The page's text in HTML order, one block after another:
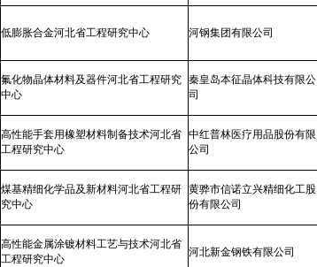
低膨胀合金河北省工程研究中心 河钢集团有限公司
氟化物晶体材料及器件河北省工程研究
中心
秦皇岛本征晶体科技有限公
司
高性能手套用橡塑材料制备技术河北省
工程研究中心
中红普林医疗用品股份有限
公司
煤基精细化学品及新材料河北省工程研
究中心
黄骅市信诺立兴精细化工股
份有限公司
高性能金属涂镀材料工艺与技术河北省
工程研究中心
河北新金钢铁有限公司